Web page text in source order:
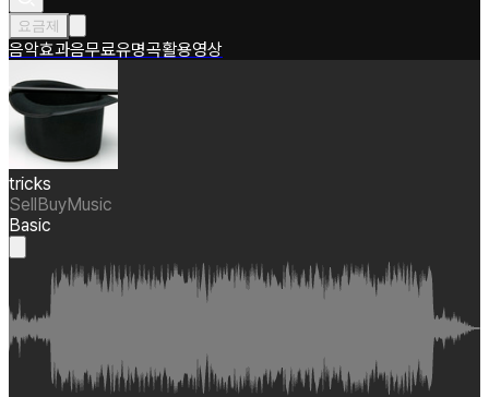
요금제
음악효과음무료유명곡활용영상
tricks
SellBuyMusic
Basic